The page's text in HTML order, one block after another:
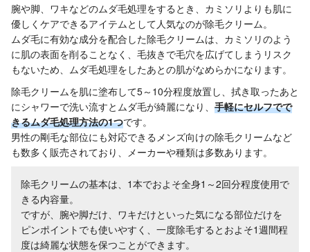
腕や脚、ワキなどのムダ毛処理をするとき、カミソリよりも肌に
優しくケアできるアイテムとして人気なのが除毛クリーム。
ムダ毛に有効な成分を配合した除毛クリームは、カミソリのよう
に肌の表面を削ることなく、毛抜きで毛穴を広げてしまうリスク
もないため、ムダ毛処理をしたあとの肌がなめらかになります。
除毛クリームを肌に塗布して5～10分程度放置し、拭き取ったあと
にシャワーで洗い流すとムダ毛が綺麗になり、 手軽にセルフでで
きるムダ毛処理方法の1つです。
男性の剛毛な部位にも対応できるメンズ向けの除毛クリームなど
も数多く販売されており、メーカーや種類は多数あります。
除毛クリームの基本は、1本でおよそ全身1～2回分程度使用で
きる内容量。
ですが、腕や脚だけ、ワキだけといった気になる部位だけを
ピンポイントでも使いやすく、一度除毛するとおよそ1週間程
度は綺麗な状態を保つことができます。